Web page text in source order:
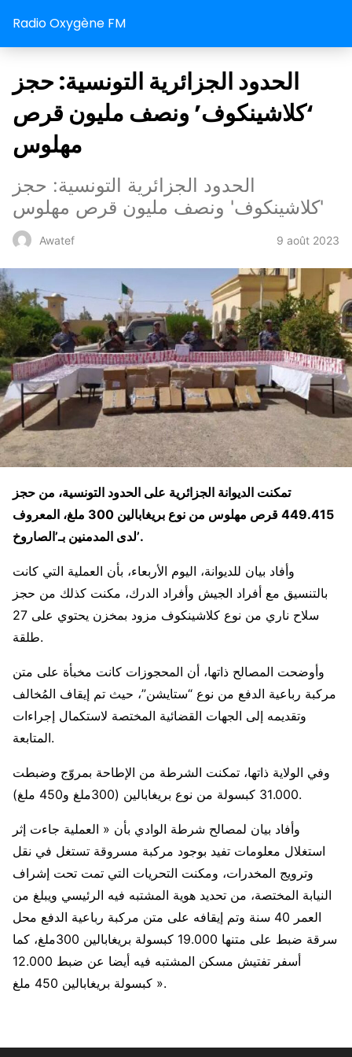
Radio Oxygène FM
الحدود الجزائرية التونسية: حجز
‘كلاشينكوف’ ونصف مليون قرص
مهلوس
الحدود الجزائرية التونسية: حجز
'كلاشينكوف' ونصف مليون قرص مهلوس
Awatef 9 août 2023
تمكنت الديوانة الجزائرية على الحدود التونسية، من حجز
449.415 قرص مهلوس من نوع بريغابالين 300 ملغ، المعروف
لدى المدمنين بـ’الصاروخ’.
وأفاد بيان للديوانة، اليوم الأربعاء، بأن العملية التي كانت
بالتنسيق مع أفراد الجيش وأفراد الدرك، مكنت كذلك من حجز
سلاح ناري من نوع كلاشينكوف مزود بمخزن يحتوي على 27
طلقة.
وأوضحت المصالح ذاتها، أن المحجوزات كانت مخبأة على متن
مركبة رباعية الدفع من نوع “ستايشن”، حيث تم إيقاف المُخالف
وتقديمه إلى الجهات القضائية المختصة لاستكمال إجراءات
المتابعة.
وفي الولاية ذاتها، تمكنت الشرطة من الإطاحة بمروّج وضبطت
31.000 كبسولة من نوع بريغابالين (300ملغ و450 ملغ).
وأفاد بيان لمصالح شرطة الوادي بأن « العملية جاءت إثر
استغلال معلومات تفيد بوجود مركبة مسروقة تستغل في نقل
وترويج المخدرات، ومكنت التحريات التي تمت تحت إشراف
النيابة المختصة، من تحديد هوية المشتبه فيه الرئيسي ويبلغ من
العمر 40 سنة وتم إيقافه على متن مركبة رباعية الدفع محل
سرقة ضبط على متنها 19.000 كبسولة بريغابالين 300ملغ، كما
أسفر تفتيش مسكن المشتبه فيه أيضا عن ضبط 12.000
كبسولة بريغابالين 450 ملغ ».